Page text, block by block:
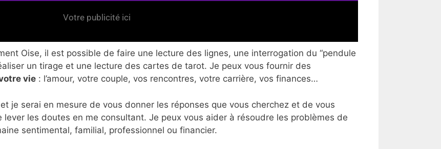
Votre publicité ici
Oise, il est possible de faire une lecture des lignes, une interrogation du “pendule
un tirage et une lecture des cartes de tarot. Je peux vous fournir des
vie : l’amour, votre couple, vos rencontres, votre carrière, vos finances…
je serai en mesure de vous donner les réponses que vous cherchez et de vous
les doutes en me consultant. Je peux vous aider à résoudre les problèmes de
sentimental, familial, professionnel ou financier.